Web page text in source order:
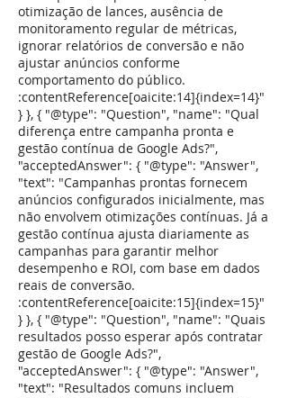
otimização de lances, ausência de
monitoramento regular de métricas,
ignorar relatórios de conversão e não
ajustar anúncios conforme
comportamento do público.
:contentReference[oaicite:14]{index=14}"
} }, { "@type": "Question", "name": "Qual
diferença entre campanha pronta e
gestão contínua de Google Ads?",
"acceptedAnswer": { "@type": "Answer",
"text": "Campanhas prontas fornecem
anúncios configurados inicialmente, mas
não envolvem otimizações contínuas. Já a
gestão contínua ajusta diariamente as
campanhas para garantir melhor
desempenho e ROI, com base em dados
reais de conversão.
:contentReference[oaicite:15]{index=15}"
} }, { "@type": "Question", "name": "Quais
resultados posso esperar após contratar
gestão de Google Ads?",
"acceptedAnswer": { "@type": "Answer",
"text": "Resultados comuns incluem